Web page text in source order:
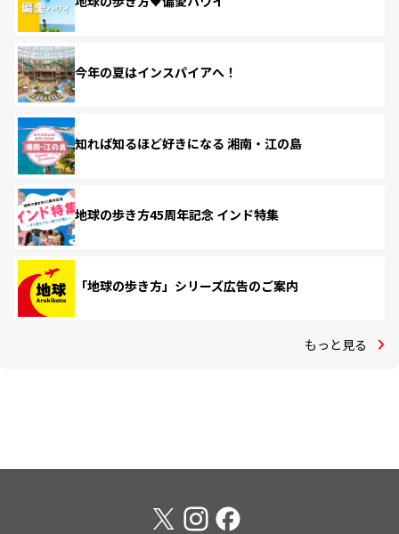
今年の夏はインスパイアへ！
知れば知るほど好きになる 湘南・江の島
地球の歩き方45周年記念 インド特集
「地球の歩き方」シリーズ広告のご案内
もっと見る